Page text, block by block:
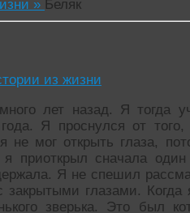
» Беляк
из жизни
лет назад. Я тогда
Я проснулся от
не мог открыть глаза,
я приоткрыл сначала
Я не спешил
глазами. Когда
зверька. Это был